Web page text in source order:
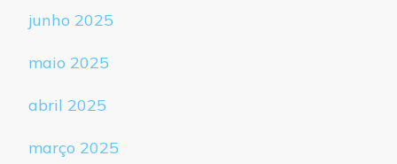
junho 2025
maio 2025
abril 2025
março 2025